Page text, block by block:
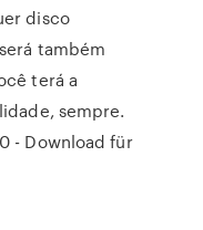
disco
também
terá a
sempre.
- Download für